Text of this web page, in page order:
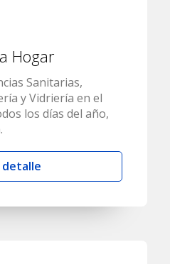
Hogar
Sanitarias,
y Vidriería en el
los días del año,
detalle